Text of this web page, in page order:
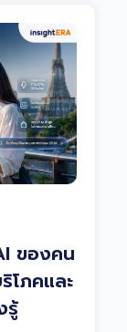
ของคน
โภคและ
รู้